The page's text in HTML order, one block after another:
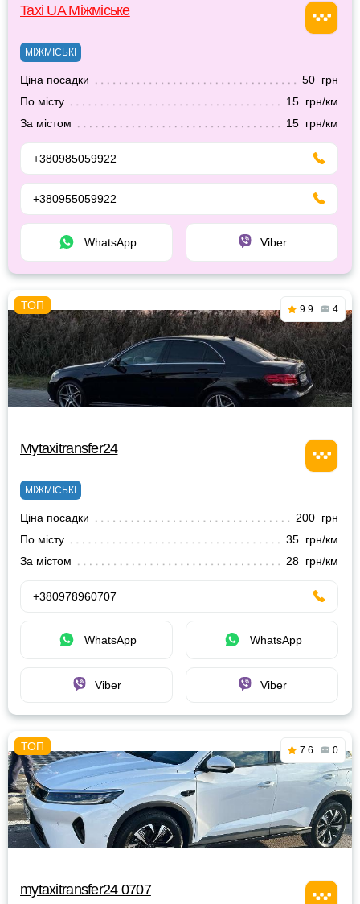
Taxi UA Міжміське
МІЖМІСЬКІ
Ціна посадки
50 грн
По місту
15 грн/км
За містом
15 грн/км
+380985059922
+380955059922
WhatsApp Viber
9.9 4
Mytaxitransfer24
МІЖМІСЬКІ
Ціна посадки
200 грн
По місту
35 грн/км
За містом
28 грн/км
+380978960707
WhatsApp WhatsApp
Viber Viber
7.6 0
mytaxitransfer24 0707